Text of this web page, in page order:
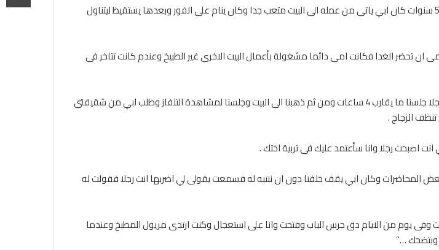
انا شاب ابلغ من العمر 30 عاما ولديه بعض الذكريات من طفولتى , فعندما كان عمرى 5 سنوات كان ابي ياتى من عمله الى البيت متعب جدا وكان ينام على الفور وبعدها يستقيظ ليتناول
تحضر الغدا فكانت امى دائما مشغولة بأعمال البيت الاخرى غير الطبيخ وعندم كانت تتاخر فى
وبعد ايام قال لى انه سيأخذنى بصحبته الى جمعة عائلية للرجال حتى اتعلم منه ان اكون رجلا جلسنا ما يقارب 4 ساعات ومن ثم ذهبنا الى البيت وجلسنا لمشاهدة التلفاز وطلب ابي من شقيقتى
الزجاج .
اصبحت رجلا وانا سأعتمد عليك فى تربية اختك .
المحاضرات وكان ابي يقف خلفنا دون ان ننتبه له فسمعت يقولى لي اضربها انت رجلا فقولت له
وفى يوم من الايام دق جرس الباب وفتحت وانا على استعجال وكنت ارتدى مريول المطبخ وعندما
وبتضحك …”